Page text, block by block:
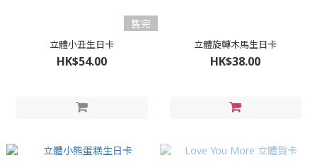
售完
立體小丑生日卡
HK$54.00
立體旋轉木馬生日卡
HK$38.00